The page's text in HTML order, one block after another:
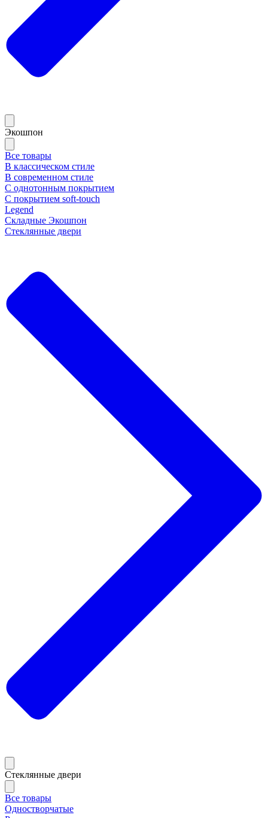
Экошпон
Все товары
В классическом стиле
В современном стиле
С однотонным покрытием
С покрытием soft-touch
Legend
Складные Экошпон
Стеклянные двери
Стеклянные двери
Все товары
Одностворчатые